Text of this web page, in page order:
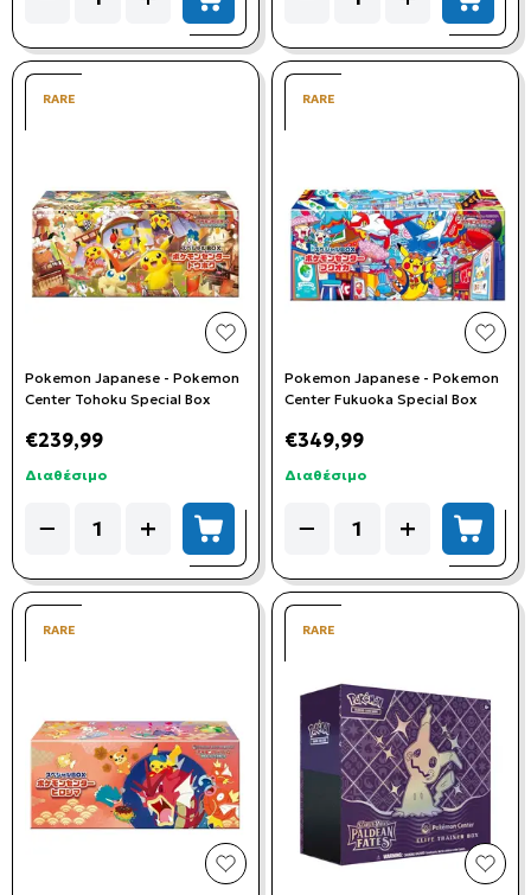
add to cart add
RARE
add to wishlist
Pokemon Japanese - Pokemon
Center Tohoku Special Box
€239,99
Διαθέσιμο
−
Quantity + add to cart
RARE
add
Pokemon Japanese - Pokemon
Center Fukuoka Special Box
€349,99
Διαθέσιμο
−
Quantity + add
RARE
add to wishlist
RARE
add